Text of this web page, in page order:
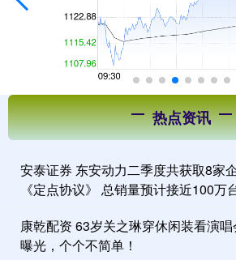
热点资讯
安泰证券 东安动力二季度共获取8家
《定点协议》 总销量预计接近100万
康乾配资 63岁关之琳穿休闲装看演
曝光，个个不简单！